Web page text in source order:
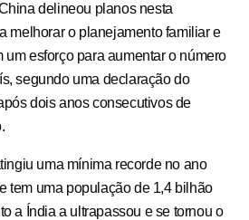
delineou planos nesta
melhorar o planejamento familiar e
um esforço para aumentar o número
segundo uma declaração do
dois anos consecutivos de
uma mínima recorde no ano
tem uma população de 1,4 bilhão
a Índia a ultrapassou e se tornou o